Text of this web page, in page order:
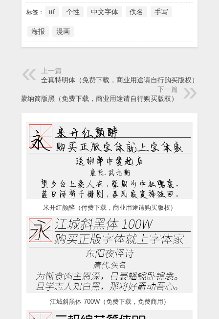
标签： ttf 个性 中文字体 佚名 手写
海报 漫画
上一篇
全真特明体（免费下载，商业用途请自行购买版权）
下一篇
蒙纳简版黑（免费下载，商业用途请自行购买版权）
米开红颜醉（付费下载，商业用途请购买版权）
江城斜黑体 700W（免费下载，免费商用）